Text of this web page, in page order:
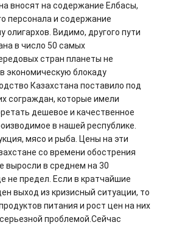
вносят на содержание Елбасы,
персонала и содержание
олигархов. Видимо, другого пути
в число 50 самых
стран планеты не
экономическую блокаду
Казахстана поставило под
сограждан, которые имели
дешевое и качественное
в нашей республике.
мясо и рыба. Цены на эти
со времени обострения
выросли в среднем на 30
не предел. Если в кратчайшие
выход из кризисный ситуации, то
питания и рост цен на них
проблемой.Сейчас